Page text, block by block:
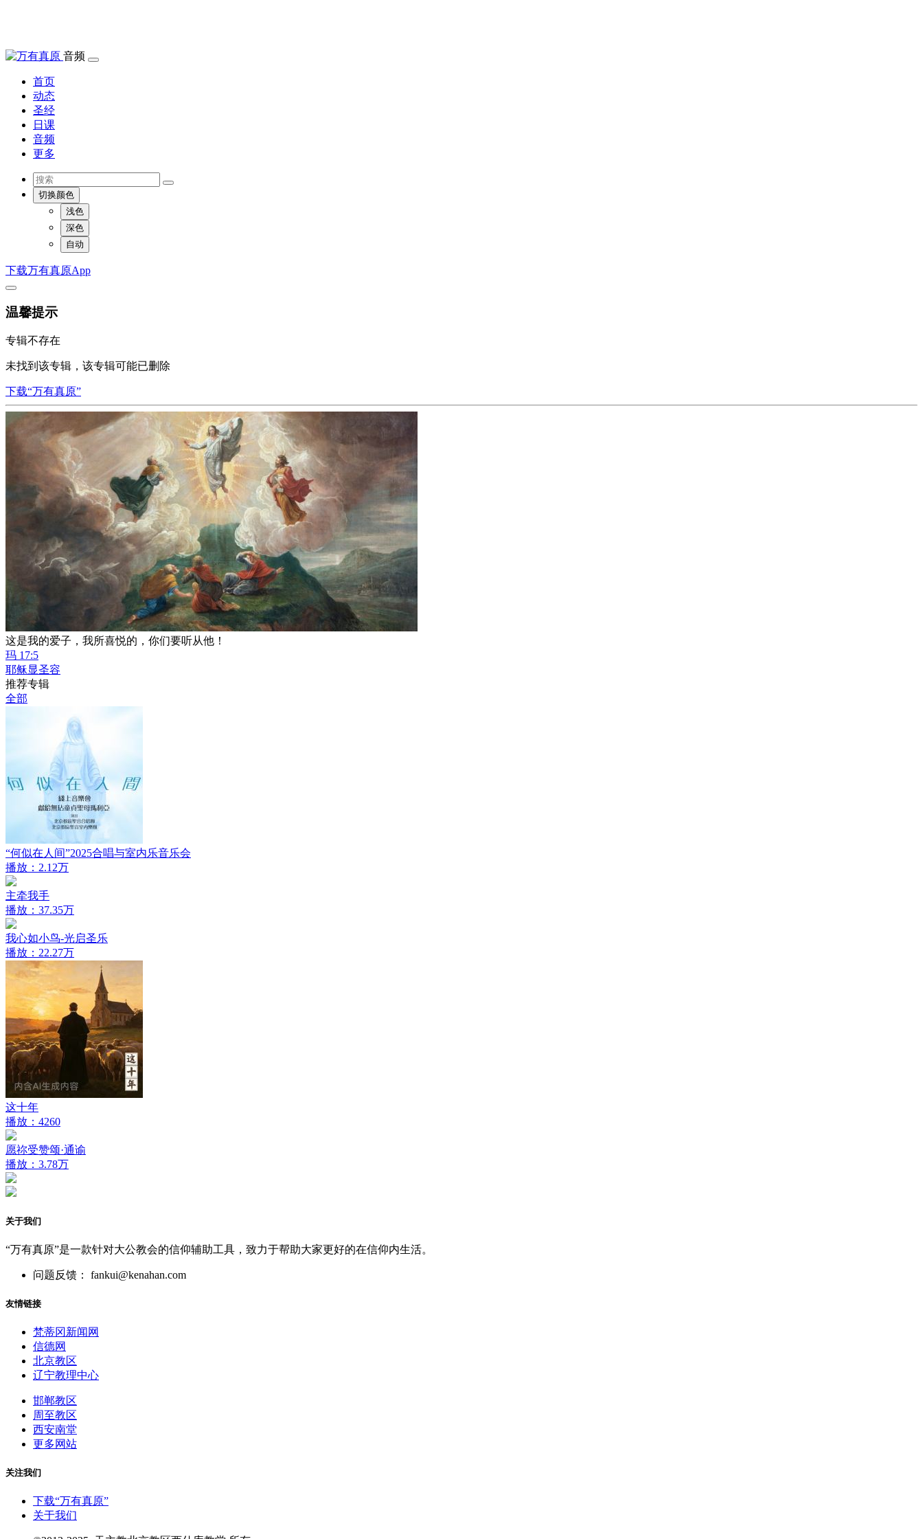
音频
首页
动态
圣经
日课
音频
更多
切换颜色
浅色
深色
自动
下载万有真原App
温馨提示
专辑不存在
未找到该专辑，该专辑可能已删除
下载“万有真原”
这是我的爱子，我所喜悦的，你们要听从他！
玛 17:5
耶稣显圣容
推荐专辑
全部
“何似在人间”2025合唱与室内乐音乐会
播放：2.12万
主牵我手
播放：37.35万
我心如小鸟-光启圣乐
播放：22.27万
这十年
播放：4260
愿祢受赞颂·通谕
播放：3.78万
关于我们
“万有真原”是一款针对大公教会的信仰辅助工具，致力于帮助大家更好的在信仰内生活。
问题反馈： fankui@kenahan.com
友情链接
梵蒂冈新闻网
信德网
北京教区
辽宁教理中心
邯郸教区
周至教区
西安南堂
更多网站
关注我们
下载“万有真原”
关于我们